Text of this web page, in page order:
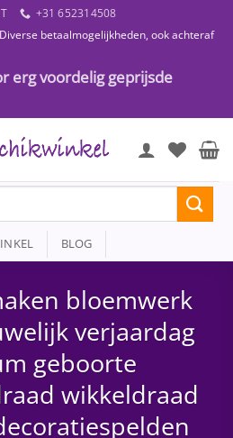
+31 652314508
betaalmogelijkheden, ook achteraf
erg voordelig geprijsde
BLOG
bloemwerk
verjaardag
geboorte
wikkeldraad